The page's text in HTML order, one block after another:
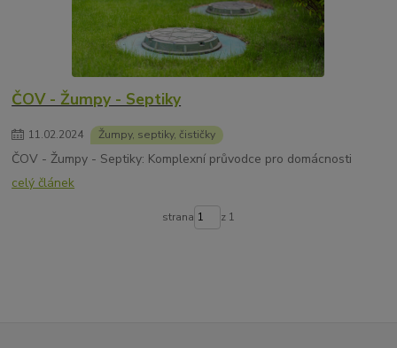
ČOV - Žumpy - Septiky
11.02.2024 Žumpy, septiky, čističky
ČOV - Žumpy - Septiky: Komplexní průvodce pro domácnosti
celý článek
strana z 1